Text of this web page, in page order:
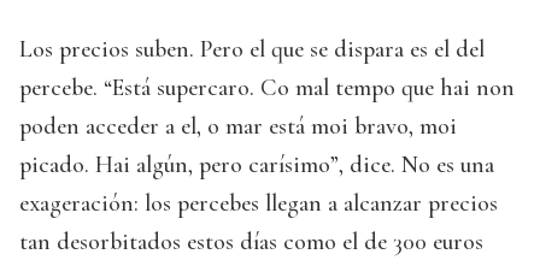
Los precios suben. Pero el que se dispara es el del
percebe. “Está supercaro. Co mal tempo que hai non
poden acceder a el, o mar está moi bravo, moi
picado. Hai algún, pero carísimo”, dice. No es una
exageración: los percebes llegan a alcanzar precios
tan desorbitados estos días como el de 300 euros